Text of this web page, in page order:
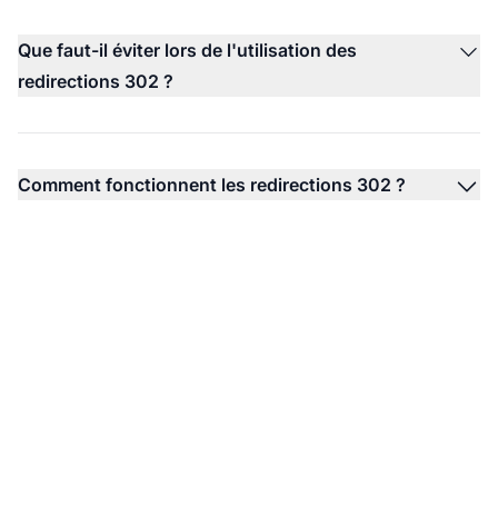
Que faut-il éviter lors de l'utilisation des
redirections 302 ?
Comment fonctionnent les redirections 302 ?